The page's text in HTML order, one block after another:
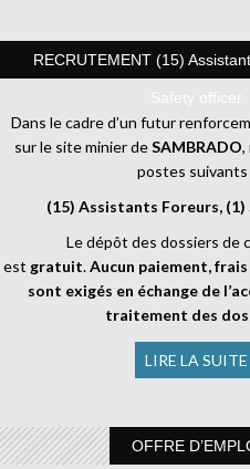
RECRUTEMENT (15)
Safety officer
Dans le cadre d’un futur
sur le site minier deSAMBRADO,
postes suivants
(15) Assistants Foreurs,
Le dépôt des dossiers de
est gratuit.Aucun paiement,
sont exigés en échange de
traitement des
LIRE LA SUITE
OFFRE